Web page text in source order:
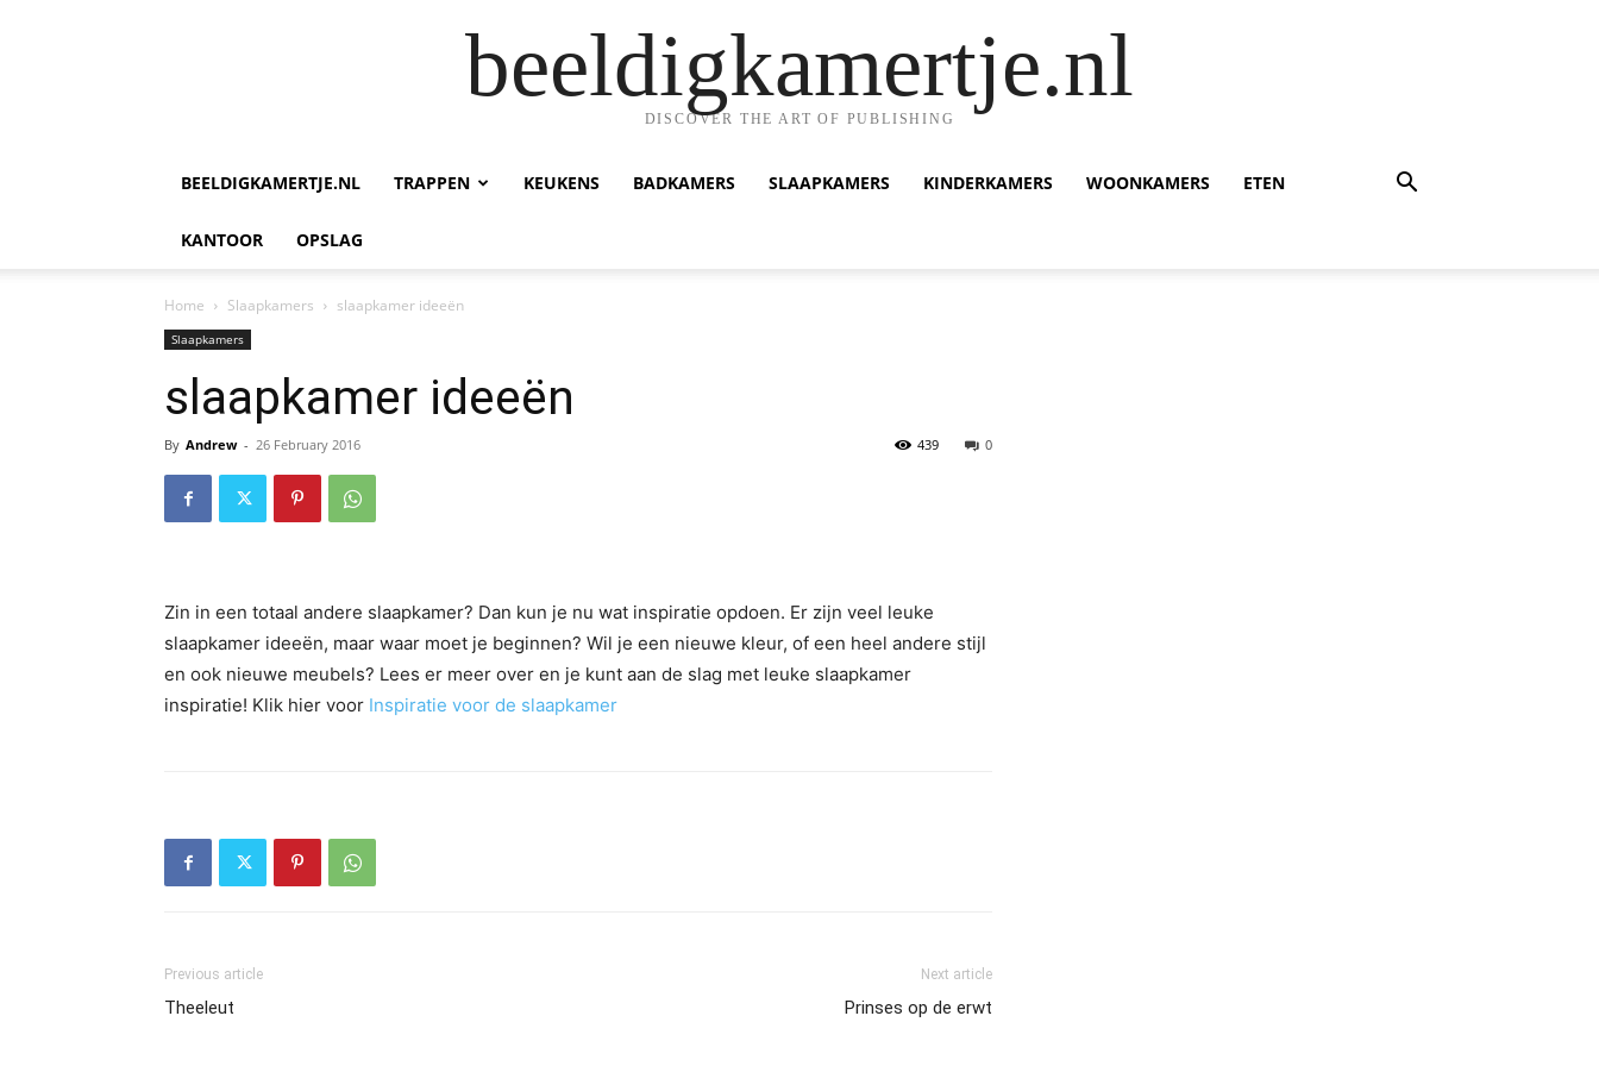
beeldigkamertje.nl
DISCOVER THE ART OF PUBLISHING
BEELDIGKAMERTJE.NL TRAPPEN KEUKENS BADKAMERS SLAAPKAMERS KINDERKAMERS WOONKAMERS ETEN
KANTOOR OPSLAG
Home Slaapkamers slaapkamer ideeën
Slaapkamers
slaapkamer ideeën
By Andrew - 26 February 2016 0
439
Zin in een totaal andere slaapkamer? Dan kun je nu wat inspiratie opdoen. Er zijn veel leuke
slaapkamer ideeën, maar waar moet je beginnen? Wil je een nieuwe kleur, of een heel andere stijl
en ook nieuwe meubels? Lees er meer over en je kunt aan de slag met leuke slaapkamer
inspiratie! Klik hier voor Inspiratie voor de slaapkamer
Previous article
Theeleut
Next article
Prinses op de erwt